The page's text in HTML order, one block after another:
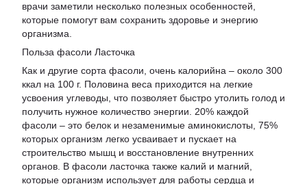
врачи заметили несколько полезных особенностей,
которые помогут вам сохранить здоровье и энергию
организма.
Польза фасоли Ласточка
Как и другие сорта фасоли, очень калорийна – около 300
ккал на 100 г. Половина веса приходится на легкие
усвоения углеводы, что позволяет быстро утолить голод и
получить нужное количество энергии. 20% каждой
фасоли – это белок и незаменимые аминокислоты, 75%
которых организм легко усваивает и пускает на
строительство мышц и восстановление внутренних
органов. В фасоли ласточка также калий и магний,
которые организм использует для работы сердца и